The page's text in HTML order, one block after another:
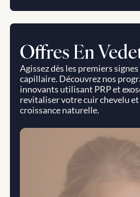
Offres En
Agissez dès les premiers
capillaire. Découvrez nos
innovants utilisant PRP et
revitaliser votre cuir chevelu
croissance naturelle.